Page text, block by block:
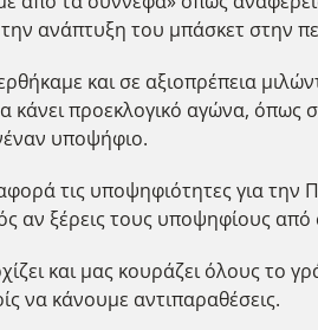
ανάπτυξη του μπάσκετ στην
και σε αξιοπρέπεια
κάνει προεκλογικό αγώνα, όπως
υποψήφιο.
τις υποψηφιότητες για την
αν ξέρεις τους υποψηφίους
και μας κουράζει όλους το
να κάνουμε αντιπαραθέσεις.